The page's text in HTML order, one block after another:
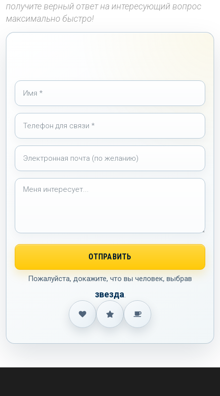
получите верный ответ на интересующий вопрос
максимально быстро!
Пожалуйста, докажите, что вы человек, выбрав
звезда.